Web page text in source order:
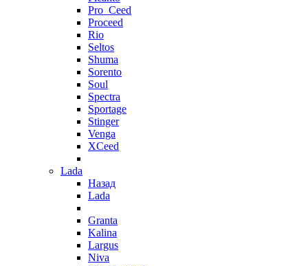
Pro_Ceed
Proceed
Rio
Seltos
Shuma
Sorento
Soul
Spectra
Sportage
Stinger
Venga
XCeed
Lada
Назад
Lada
Granta
Kalina
Largus
Niva